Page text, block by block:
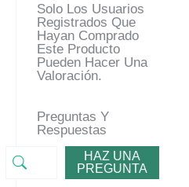
Solo Los Usuarios
Registrados Que
Hayan Comprado
Este Producto
Pueden Hacer Una
Valoración.
Preguntas Y
Respuestas
HAZ UNA
PREGUNTA